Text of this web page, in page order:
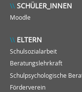
SCHÜLER_INNEN
Moodle
ELTERN
Schulsozialarbeit
Beratungslehrkraft
Schulpsychologische
Förderverein